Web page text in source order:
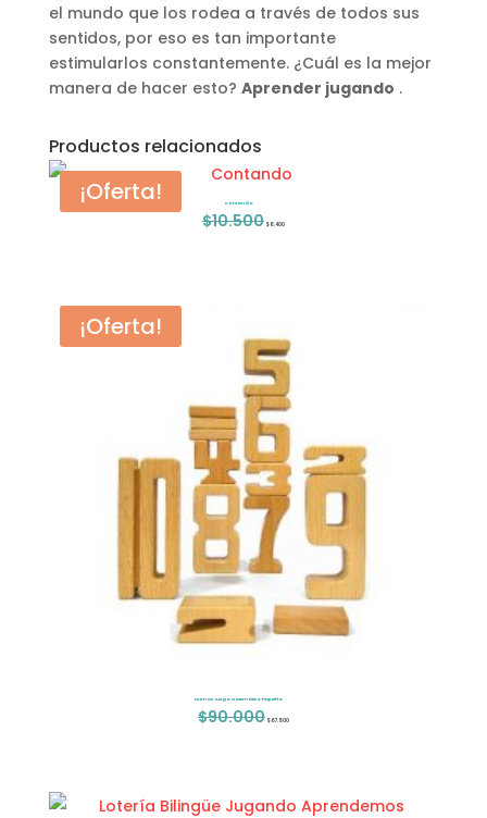
el mundo que los rodea a través de todos sus
sentidos, por eso es tan importante
estimularlos constantemente. ¿Cuál es la mejor
manera de hacer esto? Aprender jugando .
Productos relacionados
¡Oferta! Contando
$10.500 $8.400
¡Oferta!
Numax Juego Matemático Pequeño
$90.000El
$67.500